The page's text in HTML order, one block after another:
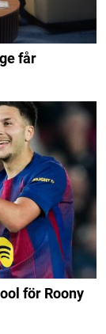
får
för Roony